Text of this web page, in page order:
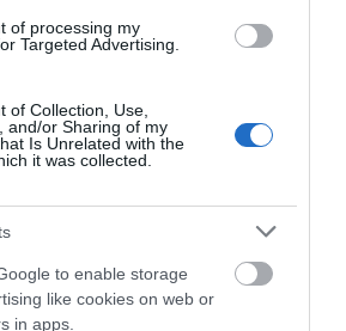
of processing my
Targeted Advertising.
of Collection, Use,
and/or Sharing of my
Is Unrelated with the
it was collected.
to enable storage
like cookies on web or
in apps.